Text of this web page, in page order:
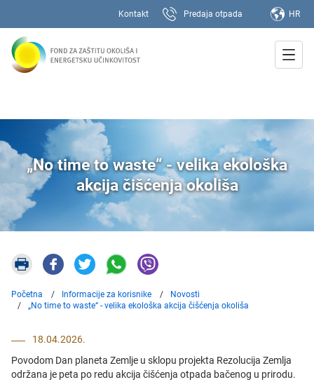
Kontakt Predaja otpada HR
„No time to waste“ - velika ekološka
akcija čišćenja okoliša
Početna Informacije za korisnike
Novosti
„No time to waste“ - velika ekološka akcija čišćenja okoliša
18.04.2026.
Povodom Dan planeta Zemlje u sklopu projekta Rezolucija Zemlja
održana je peta po redu akcija čišćenja otpada bačenog u prirodu.